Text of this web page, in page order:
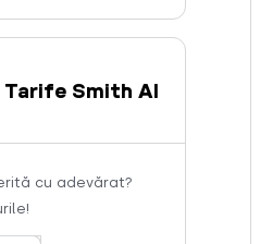
Tarife Smith AI
cu adevărat?